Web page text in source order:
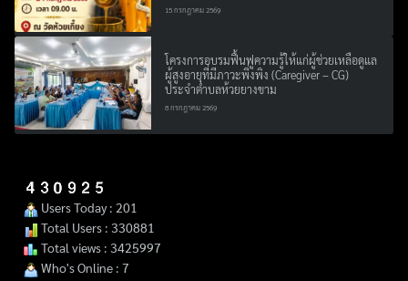
15 กรกฎาคม 2569
โครงการอบรมฟื้นฟูความรู้ให้แก่ผู้ช่วยเหลือดูแล
ผู้สูงอายุที่มีภาวะพึ่งพิง (Caregiver – CG)
ประจำตำบลห้วยยางขาม
8 กรกฎาคม 2569
Users Today : 201
Total Users : 330881
Total views : 3425997
Who's Online : 7